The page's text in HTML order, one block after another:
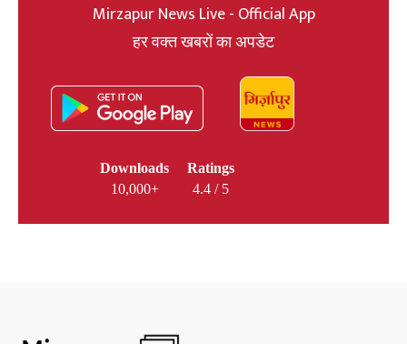
Mirzapur News Live - Official App
हर वक्त खबरों का अपडेट
Downloads
10,000+
Ratings
4.4 / 5